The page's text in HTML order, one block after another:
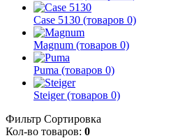
Case 5130 (товаров 0)
Magnum (товаров 0)
Puma (товаров 0)
Steiger(товаров 0)
Фильтр Сортировка
Кол-во товаров: 0